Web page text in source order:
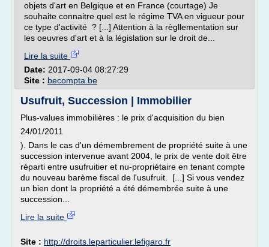
objets d'art en Belgique et en France (courtage) Je
souhaite connaitre quel est le régime TVA en vigueur pour
ce type d'activité ? [...] Attention à la règllementation sur
les oeuvres d'art et à la législation sur le droit de...
Lire la suite
Date: 2017-09-04 08:27:29
Site : becompta.be
Usufruit, Succession | Immobilier
Plus-values immobilières : le prix d'acquisition du bien
24/01/2011
). Dans le cas d'un démembrement de propriété suite à une
succession intervenue avant 2004, le prix de vente doit être
réparti entre usufruitier et nu-propriétaire en tenant compte
du nouveau barème fiscal de l'usufruit. [...] Si vous vendez
un bien dont la propriété a été démembrée suite à une
succession...
Lire la suite
Site : http://droits.leparticulier.lefigaro.fr